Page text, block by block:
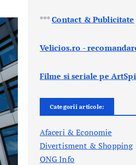
***Contact & Publicitate
Velicios.ro -
Filme si seriale pe
Categorii articole:
Afaceri & Economie
Divertisment & Shopping
ONG Info